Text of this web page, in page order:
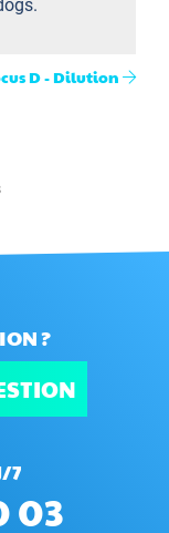
D - Dilution
?
7
03